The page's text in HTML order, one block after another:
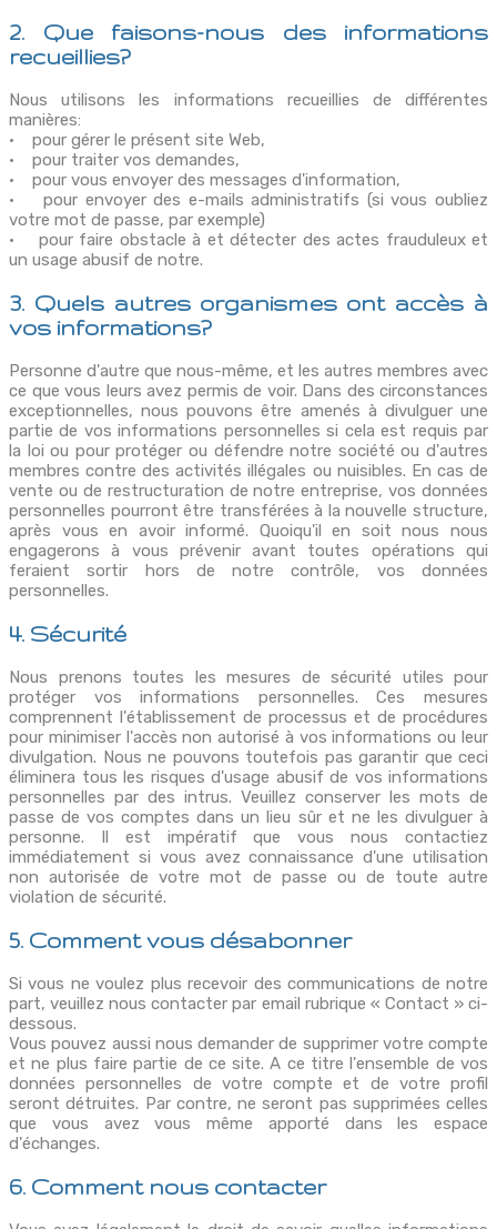
2. Que faisons-nous des informations
recueillies?
Nous utilisons les informations recueillies de différentes
manières:
• pour gérer le présent site Web,
• pour traiter vos demandes,
• pour vous envoyer des messages d'information,
• pour envoyer des e-mails administratifs (si vous oubliez
votre mot de passe, par exemple)
• pour faire obstacle à et détecter des actes frauduleux et
un usage abusif de notre.
3. Quels autres organismes ont accès à
vos informations?
Personne d'autre que nous-même, et les autres membres avec
ce que vous leurs avez permis de voir. Dans des circonstances
exceptionnelles, nous pouvons être amenés à divulguer une
partie de vos informations personnelles si cela est requis par
la loi ou pour protéger ou défendre notre société ou d'autres
membres contre des activités illégales ou nuisibles. En cas de
vente ou de restructuration de notre entreprise, vos données
personnelles pourront être transférées à la nouvelle structure,
après vous en avoir informé. Quoiqu'il en soit nous nous
engagerons à vous prévenir avant toutes opérations qui
feraient sortir hors de notre contrôle, vos données
personnelles.
4. Sécurité
Nous prenons toutes les mesures de sécurité utiles pour
protéger vos informations personnelles. Ces mesures
comprennent l'établissement de processus et de procédures
pour minimiser l'accès non autorisé à vos informations ou leur
divulgation. Nous ne pouvons toutefois pas garantir que ceci
éliminera tous les risques d'usage abusif de vos informations
personnelles par des intrus. Veuillez conserver les mots de
passe de vos comptes dans un lieu sûr et ne les divulguer à
personne. Il est impératif que vous nous contactiez
immédiatement si vous avez connaissance d'une utilisation
non autorisée de votre mot de passe ou de toute autre
violation de sécurité.
5. Comment vous désabonner
Si vous ne voulez plus recevoir des communications de notre
part, veuillez nous contacter par email rubrique « Contact » ci-
dessous.
Vous pouvez aussi nous demander de supprimer votre compte
et ne plus faire partie de ce site. A ce titre l'ensemble de vos
données personnelles de votre compte et de votre profil
seront détruites. Par contre, ne seront pas supprimées celles
que vous avez vous même apporté dans les espace
d'échanges.
6. Comment nous contacter